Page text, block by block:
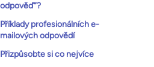
odpověď“?
Příklady profesionálních e-
mailových odpovědí
Přizpůsobte si co nejvíce